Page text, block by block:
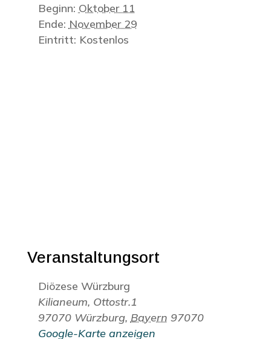
Beginn: Oktober 11
Ende: November 29
Eintritt: Kostenlos
Veranstaltungsort
Diözese Würzburg
Kilianeum, Ottostr.1
97070 Würzburg, Bayern 97070
Google-Karte anzeigen